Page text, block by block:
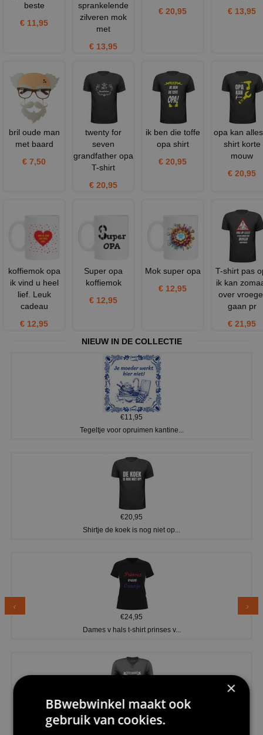
beste
€ 11,95
sprankelende
zilveren mok
met
€ 13,95
€ 20,95
€ 13,95
bril oude man
met baard
€ 7,50
twenty for
seven
grandfather opa
T-shirt
€ 20,95
ik ben die toffe
opa shirt
€ 20,95
opa kan
shirt korte
mouw
€ 20,95
koffiemok opa
ik vind u heel
lief. Leuk
cadeau
€ 12,95
Super opa
koffiemok
€ 12,95
Mok super opa
€ 12,95
T-shirt pas
ik kan
over
gaan pr
€ 21,95
NIEUW IN DE COLLECTIE
€11,95
Tegeltje voor opruimen kantine...
€20,95
Shirtje de koek is nog niet op...
€24,95
Dames v hals t-shirt prinses v...
€24,95
×
BBwebwinkel maakt ook
gebruik van cookies.